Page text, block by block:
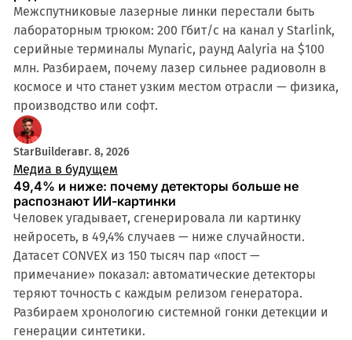
Межспутниковые лазерные линки перестали быть
лабораторным трюком: 200 Гбит/с на канал у Starlink,
серийные терминалы Mynaric, раунд Aalyria на $100
млн. Разбираем, почему лазер сильнее радиоволн в
космосе и что станет узким местом отрасли — физика,
производство или софт.
StarBuilderавг. 8, 2026
Медиа в будущем
49,4% и ниже: почему детекторы больше не
распознают ИИ-картинки
Человек угадывает, сгенерировала ли картинку
нейросеть, в 49,4% случаев — ниже случайности.
Датасет CONVEX из 150 тысяч пар «пост —
примечание» показал: автоматические детекторы
теряют точность с каждым релизом генератора.
Разбираем хронологию системной гонки детекции и
генерации синтетики.